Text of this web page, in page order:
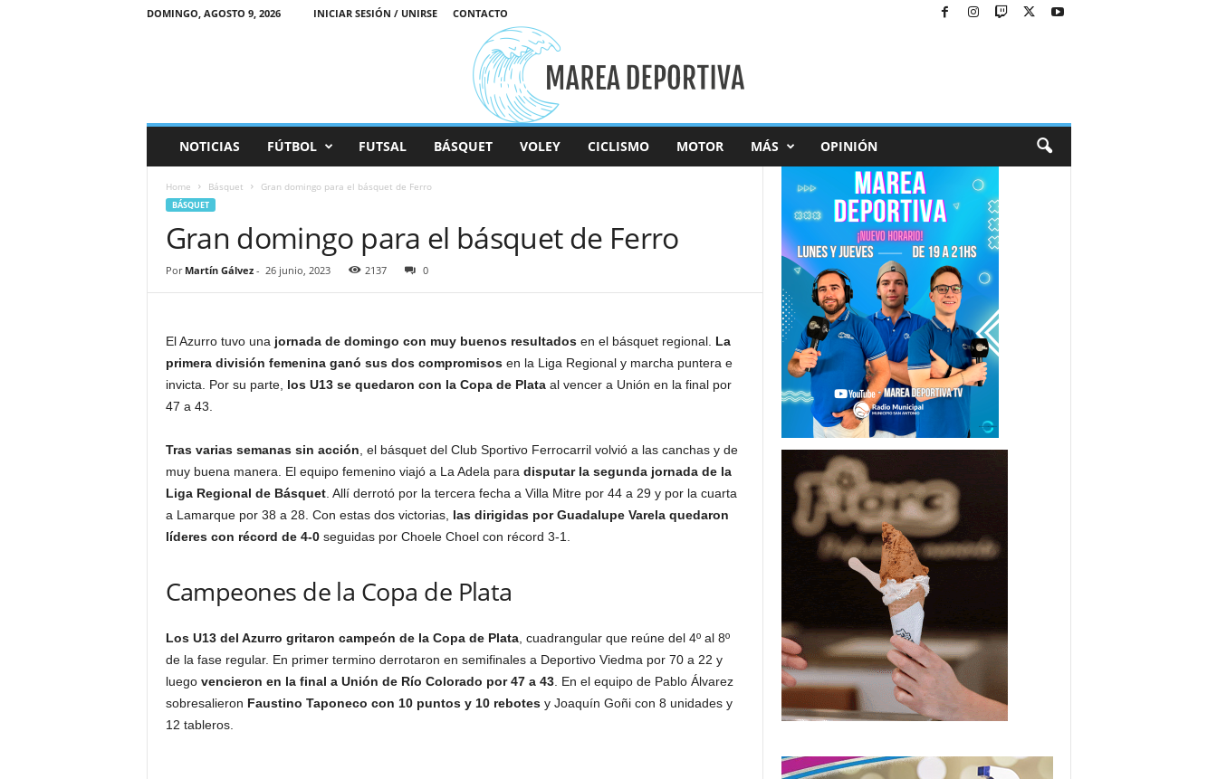
DOMINGO, AGOSTO 9, 2026 INICIAR SESIÓN / UNIRSE CONTACTO
r
NOTICIAS FÚTBOL FUTSAL BÁSQUET VOLEY CICLISMO MOTOR MÁS OPINIÓN
Home Básquet Gran domingo para el básquet de Ferro
BÁSQUET
Gran domingo para el básquet de Ferro
Por Martín Gálvez- 26 junio, 2023 2137 0
El Azurro tuvo una jornada de domingo con muy buenos resultadosen el básquet regional. La
primera división femenina ganó sus dos compromisos en la Liga Regional y marcha puntera e
invicta. Por su parte, los U13 se quedaron con la Copa de Plataal vencer a Unión en la final por
47 a 43.
Tras varias semanas sin acción , el básquet del Club Sportivo Ferrocarril volvió a las canchas y de
muy buena manera. El equipo femenino viajó a La Adela para disputar la segunda jornada de la
Liga Regional de Básquet. Allí derrotó por la tercera fecha a Villa Mitre por 44 a 29 y por la cuarta
a Lamarque por 38 a 28. Con estas dos victorias, las dirigidas por Guadalupe Varela quedaron
líderes con récord de 4-0 seguidas por Choele Choel con récord 3-1.
Campeones de la Copa de Plata
Los U13 del Azurro gritaron campeón de la Copa de Plata, cuadrangular que reúne del 4º al 8º
de la fase regular. En primer termino derrotaron en semifinales a Deportivo Viedma por 70 a 22 y
luego vencieron en la final a Unión de Río Colorado por 47 a 43. En el equipo de Pablo Álvarez
sobresalieron Faustino Taponeco con 10 puntos y 10 rebotesy Joaquín Goñi con 8 unidades y
12 tableros.